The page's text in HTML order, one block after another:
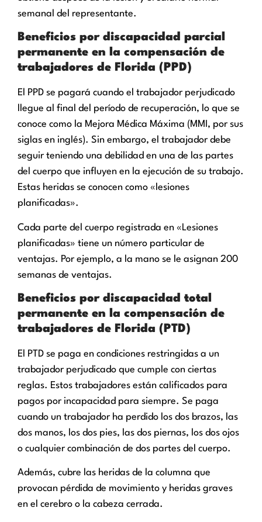
semanal del representante.
Beneficios por discapacidad parcial
permanente en la compensación de
trabajadores de Florida (PPD)
El PPD se pagará cuando el trabajador perjudicado
llegue al final del período de recuperación, lo que se
conoce como la Mejora Médica Máxima (MMI, por sus
siglas en inglés). Sin embargo, el trabajador debe
seguir teniendo una debilidad en una de las partes
del cuerpo que influyen en la ejecución de su trabajo.
Estas heridas se conocen como «lesiones
planificadas».
Cada parte del cuerpo registrada en «Lesiones
planificadas» tiene un número particular de
ventajas. Por ejemplo, a la mano se le asignan 200
semanas de ventajas.
Beneficios por discapacidad total
permanente en la compensación de
trabajadores de Florida (PTD)
El PTD se paga en condiciones restringidas a un
trabajador perjudicado que cumple con ciertas
reglas. Estos trabajadores están calificados para
pagos por incapacidad para siempre. Se paga
cuando un trabajador ha perdido los dos brazos, las
dos manos, los dos pies, las dos piernas, los dos ojos
o cualquier combinación de dos partes del cuerpo.
Además, cubre las heridas de la columna que
provocan pérdida de movimiento y heridas graves
en el cerebro o la cabeza cerrada.